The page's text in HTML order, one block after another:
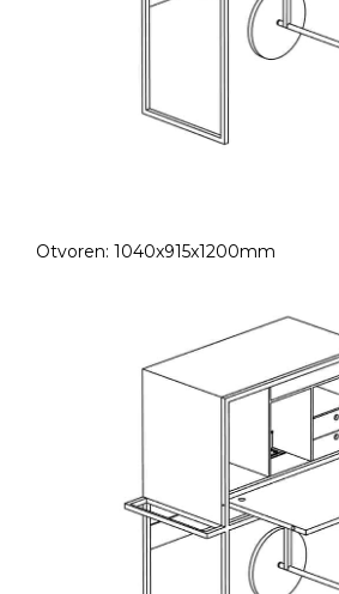
Otvoren: 1040x915x1200mm